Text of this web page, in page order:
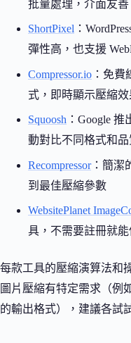
批量處理，介面友善
ShortPixel ：
彈性高，也支援
Compressor.io ：免
式，即時顯示壓縮效
Squoosh ：Google
動對比不同格式和品
Recompressor：簡潔
到最佳壓縮參數
WebsitePlanet
具，不需要註冊就能
每款工具的壓縮演算法和
圖片壓縮有特定需求（例
的輸出格式），建議各試